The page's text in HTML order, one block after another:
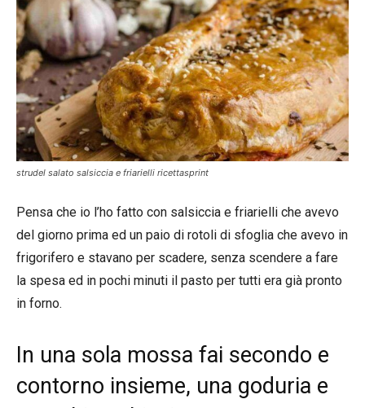
strudel salato salsiccia e friarielli ricettasprint
Pensa che io l’ho fatto con salsiccia e friarielli che avevo
del giorno prima ed un paio di rotoli di sfoglia che avevo in
frigorifero e stavano per scadere, senza scendere a fare
la spesa ed in pochi minuti il pasto per tutti era già pronto
in forno.
In una sola mossa fai secondo e
contorno insieme, una goduria e